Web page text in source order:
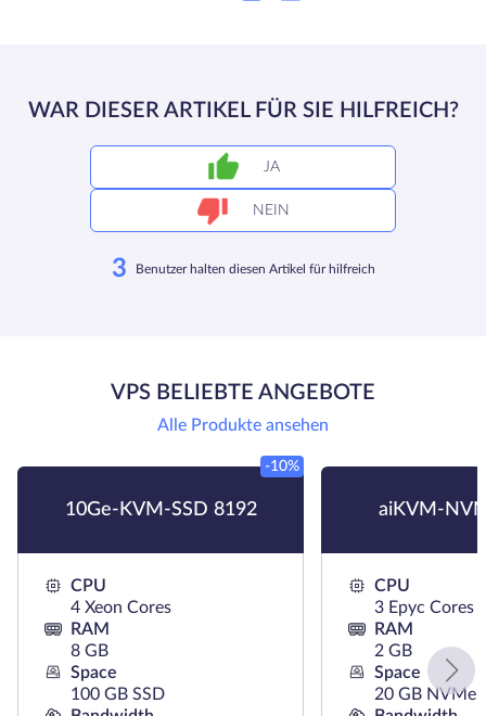
WAR DIESER ARTIKEL FÜR SIE HILFREICH?
JA
NEIN
3 Benutzer halten diesen Artikel für hilfreich
VPS BELIEBTE ANGEBOTE
Alle Produkte ansehen
10Ge-KVM-SSD 8192
-10%
CPU
4 Xeon Cores
RAM
8 GB
Space
100 GB SSD
aiKVM-
CPU
3 Epyc Cores
RAM
2 GB
Space
20 GB NVMe